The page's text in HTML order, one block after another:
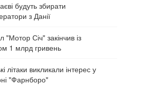
будуть збирати
з Данії
"Мотор Січ" закінчив із
1 млрд гривень
літаки викликали інтерес у
"Фарнборо"